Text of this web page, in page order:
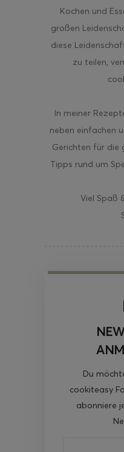
Kochen und
großen
diese
zu teilen,
In meiner
neben einfachen
Gerichten für die
Tipps rund um
Viel Spaß
Du
cookiteasy
abonniere